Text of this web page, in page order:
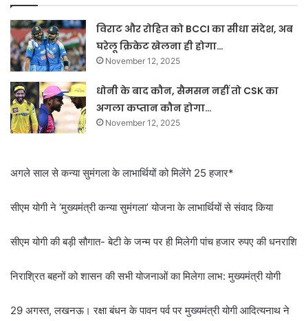
विराट और रोहित को BCCI का सीधा संदेश, अब
घरेलू क्रिकेट खेलना ही होगा…
November 12, 2025
धोनी के बाद कौन, सैमसन नहीं तो CSK का
अगला कप्तान कौन होगा…
November 12, 2025
अगले साल से कन्या सुमंगला के लाभार्थियों को मिलेंगे 25 हजार*
सीएम योगी ने ‘मुख्यमंत्री कन्या सुमंगला’ योजना के लाभार्थियों से संवाद किया
सीएम योगी की बड़ी सौगात- बेटी के जन्म पर ही मिलेगी पांच हजार रुपए की धनराशि
निराश्रित बहनों को शासन की सभी योजनाओं का मिलेगा लाभ: मुख्यमंत्री योगी
29 अगस्त, लखनऊ। रक्षा बंधन के पावन पर्व पर मुख्यमंत्री योगी आदित्यनाथ ने